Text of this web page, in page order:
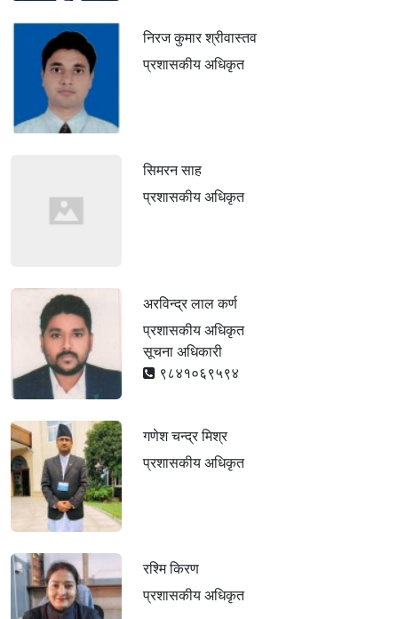
निरज कुमार श्रीवास्तव
प्रशासकीय अधिकृत
सिमरन साह
प्रशासकीय अधिकृत
अरविन्द्र लाल कर्ण
प्रशासकीय अधिकृत
सूचना अधिकारी
९८४१०६९५९४
गणेश चन्द्र मिश्र
प्रशासकीय अधिकृत
रश्मि किरण
प्रशासकीय अधिकृत